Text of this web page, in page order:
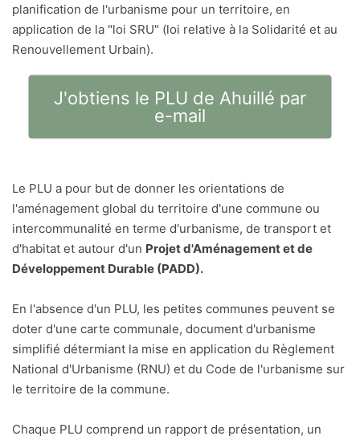
planification de l'urbanisme pour un territoire, en
application de la "loi SRU" (loi relative à la Solidarité et au
Renouvellement Urbain).
J'obtiens le PLU de Ahuillé par
e-mail
Le PLU a pour but de donner les orientations de
l'aménagement global du territoire d'une commune ou
intercommunalité en terme d'urbanisme, de transport et
d'habitat et autour d'un Projet d'Aménagement et de
Développement Durable (PADD).
En l'absence d'un PLU, les petites communes peuvent se
doter d'une carte communale, document d'urbanisme
simplifié détermiant la mise en application du Règlement
National d'Urbanisme (RNU) et du Code de l'urbanisme sur
le territoire de la commune.
Chaque PLU comprend un rapport de présentation, un